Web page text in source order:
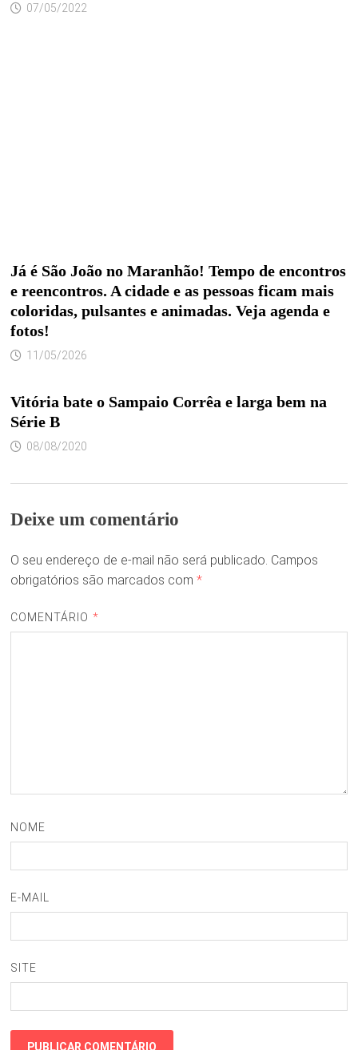
07/05/2022
Já é São João no Maranhão! Tempo de encontros
e reencontros. A cidade e as pessoas ficam mais
coloridas, pulsantes e animadas. Veja agenda e
fotos!
11/05/2026
Vitória bate o Sampaio Corrêa e larga bem na
Série B
08/08/2020
Deixe um comentário
O seu endereço de e-mail não será publicado. Campos
obrigatórios são marcados com *
COMENTÁRIO *
NOME
E-MAIL
SITE